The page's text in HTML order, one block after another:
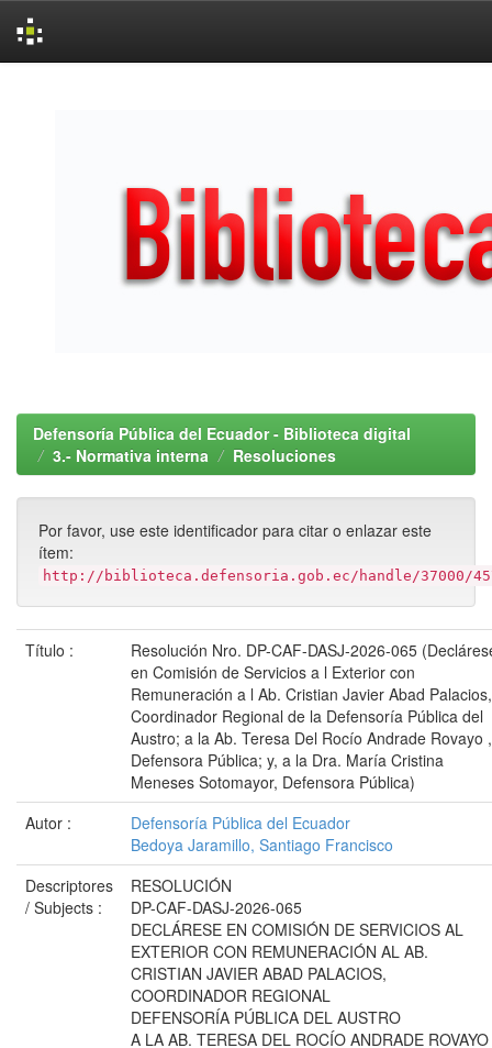
Defensoría Pública del Ecuador - Biblioteca digital
3.- Normativa interna
Resoluciones
Por favor, use este identificador para citar o enlazar este
ítem:
http://biblioteca.defensoria.gob.ec/handle/37000/
Título :
Resolución Nro. DP-CAF-DASJ-2026-065
en Comisión de Servicios a l Exterior con
Remuneración a l Ab. Cristian Javier Abad Palacios,
Coordinador Regional de la Defensoría Pública del
Austro; a la Ab. Teresa Del Rocío Andrade Rovayo ,
Defensora Pública; y, a la Dra. María Cristina
Meneses Sotomayor, Defensora Pública)
Autor :
Defensoría Pública del Ecuador
Bedoya Jaramillo, Santiago Francisco
Descriptores
/ Subjects :
RESOLUCIÓN
DP-CAF-DASJ-2026-065
DECLÁRESE EN COMISIÓN DE SERVICIOS AL
EXTERIOR CON REMUNERACIÓN AL AB.
CRISTIAN JAVIER ABAD PALACIOS,
COORDINADOR REGIONAL
DEFENSORÍA PÚBLICA DEL AUSTRO
A LA AB. TERESA DEL ROCÍO ANDRADE ROVAYO